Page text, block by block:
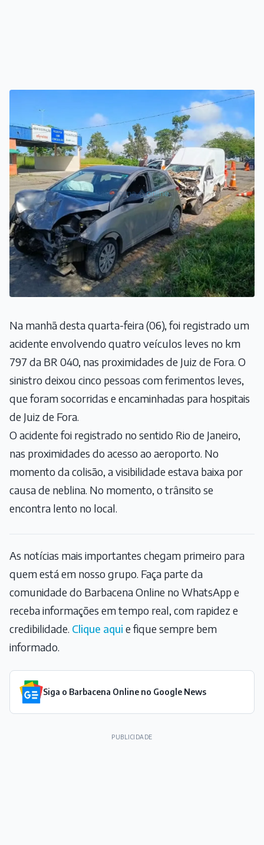
Na manhã desta quarta-feira (06), foi registrado um
acidente envolvendo quatro veículos leves no km
797 da BR 040, nas proximidades de Juiz de Fora. O
sinistro deixou cinco pessoas com ferimentos leves,
que foram socorridas e encaminhadas para hospitais
de Juiz de Fora.
O acidente foi registrado no sentido Rio de Janeiro,
nas proximidades do acesso ao aeroporto. No
momento da colisão, a visibilidade estava baixa por
causa de neblina. No momento, o trânsito se
encontra lento no local.
As notícias mais importantes chegam primeiro para
quem está em nosso grupo. Faça parte da
comunidade do Barbacena Online no WhatsApp e
receba informações em tempo real, com rapidez e
credibilidade. Clique aqui e fique sempre bem
informado.
Siga o Barbacena Online no Google News
PUBLICIDADE